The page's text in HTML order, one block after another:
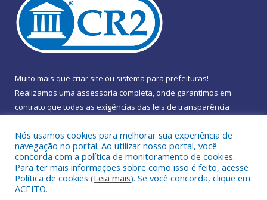
Muito mais que criar site ou sistema para prefeituras!
Realizamos uma assessoria completa, onde garantimos em
contrato que todas as exigências das leis de transparência
Conheça oPNTPe oRadar da Transparência Pública
Nós usamos cookies para melhorar sua experiência de
navegação no portal. Ao utilizar nosso portal, você
concorda com a política de monitoramento de cookies.
Para ter mais informações sobre como isso é feito, acesse
Política de cookies (Leia mais). Se você concorda, clique em
ACEITO.